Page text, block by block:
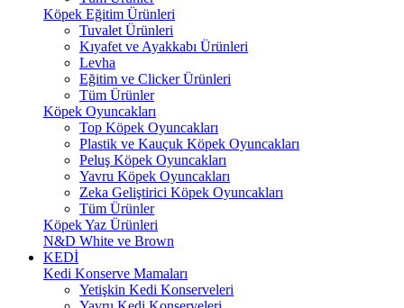
Köpek Eğitim Ürünleri
Tuvalet Ürünleri
Kıyafet ve Ayakkabı Ürünleri
Levha
Eğitim ve Clicker Ürünleri
Tüm Ürünler
Köpek Oyuncakları
Top Köpek Oyuncakları
Plastik ve Kauçuk Köpek Oyuncakları
Peluş Köpek Oyuncakları
Yavru Köpek Oyuncakları
Zeka Geliştirici Köpek Oyuncakları
Tüm Ürünler
Köpek Yaz Ürünleri
N&D White ve Brown
KEDİ
Kedi Konserve Mamaları
Yetişkin Kedi Konserveleri